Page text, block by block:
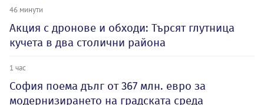
46 минути
Акция с дронове и обходи: Търсят глутница
кучета в два столични района
1 час
София поема дълг от 367 млн. евро за
модернизирането на градската среда